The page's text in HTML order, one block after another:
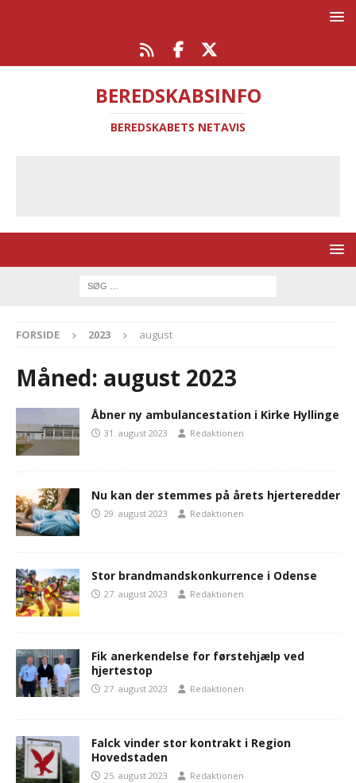
BEREDSKABSINFO
BEREDSKABETS NETAVIS
FORSIDE 2023 august
Måned: august 2023
Åbner ny ambulancestation i Kirke Hyllinge
31. august 2023 Redaktionen
Nu kan der stemmes på årets hjerteredder
29. august 2023 Redaktionen
Stor brandmandskonkurrence i Odense
27. august 2023 Redaktionen
Fik anerkendelse for førstehjælp ved
hjertestop
27. august 2023 Redaktionen
Falck vinder stor kontrakt i Region
Hovedstaden
25. august 2023 Redaktionen